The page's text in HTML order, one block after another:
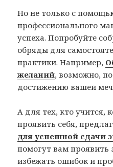
Но не только с
профессионального
успеха. Попробуйте
обряды для
практики. Например,
желаний, возможно,
достижению вашей
А для тех, кто учится,
проявить себя,
для успешной сдачи
помогут вам проявить
избежать ошибок и